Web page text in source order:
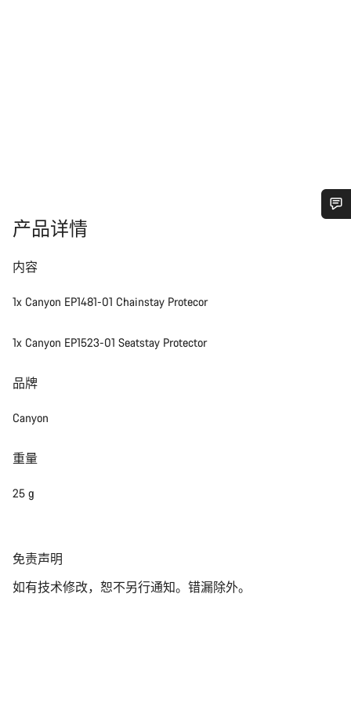
产品详情
内容
1x Canyon EP1481-01 Chainstay Protecor
1x Canyon EP1523-01 Seatstay Protector
品牌
Canyon
重量
25 g
免
声
免责声明
如有技术修改，恕不另行通知。错漏除外。
您需要帮助吗？